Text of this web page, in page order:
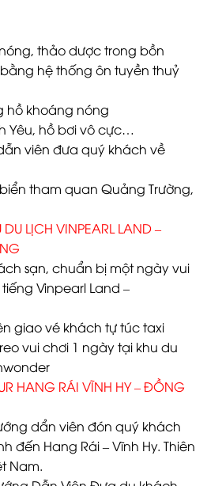
thảo dược trong bồn
hệ thống ôn tuyền thuỷ
hồ khoáng nóng
Yêu, hồ bơi vô cực…
viên đưa quý khách về
biển tham quan Quảng Trường,
LỊCH VINPEARL LAND –
sạn, chuẩn bị một ngày vui
Vinpearl Land –
giao vé khách tự túc taxi
vui chơi 1 ngày tại khu du
HANG RÁI VĨNH HY – ĐỒNG
dẩn viên đón quý khách
đến Hang Rái – Vĩnh Hy. Thiên
Nam.